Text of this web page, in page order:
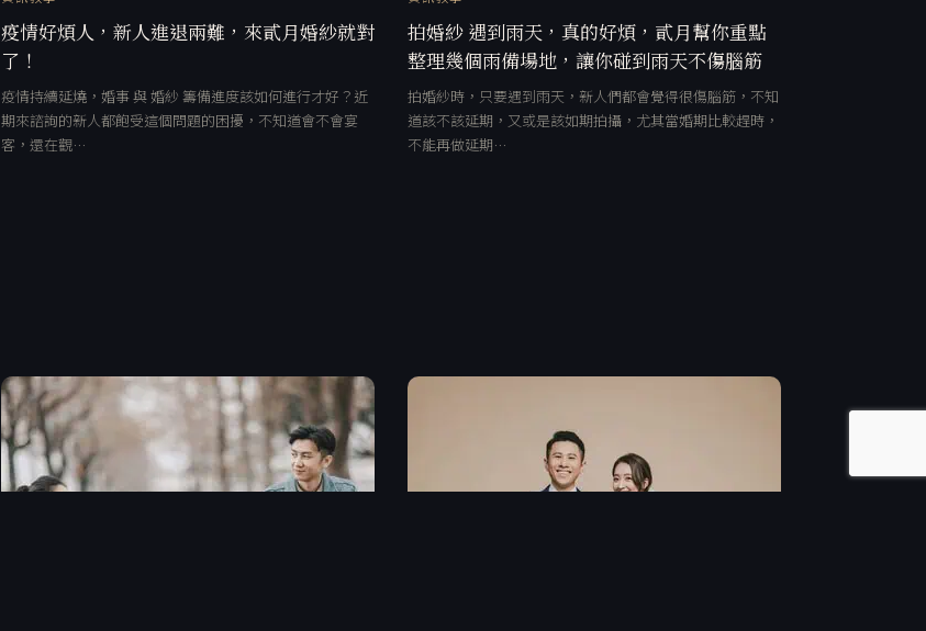
疫情好煩人，新人進退兩難，來貳月婚紗就對
了！
疫情持續延燒，婚事 與 婚紗 籌備進度該如何進行才好？近
期來諮詢的新人都飽受這個問題的困擾，不知道會不會宴
客，還在觀…
拍婚紗 遇到雨天，真的好煩，貳月幫你重點
整理幾個雨備場地，讓你碰到雨天不傷腦筋
拍婚紗時，只要遇到雨天，新人們都會覺得很傷腦筋，不知
道該不該延期，又或是該如期拍攝，尤其當婚期比較趕時，
不能再做延期…